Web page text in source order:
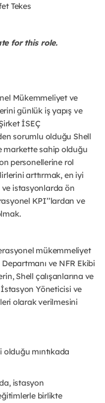
Tekes
for this role.
Mükemmeliyet ve
günlük iş yapış ve
İSEÇ
sorumlu olduğu Shell
markette sahip olduğu
personellerine rol
arttırmak, en iyi
istasyonlarda ön
KPI’’lardan ve
mükemmeliyet
ve NFR Ekibi
Shell çalışanlarına ve
Yöneticisi ve
olarak verilmesini
olduğu mıntıkada
istasyon
birlikte